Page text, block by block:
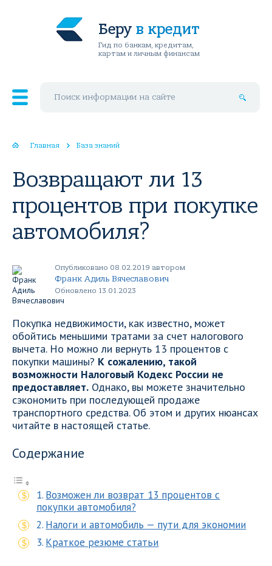
Беру в кредит
Гид по банкам, кредитам,
картам и личным финансам
Главная База знаний
Возвращают ли 13
процентов при покупке
автомобиля?
Опубликовано 08.02.2019 автором
Франк Адиль Вячеславович
Обновлено 13.01.2023
Покупка недвижимости, как известно, может
обойтись меньшими тратами за счет налогового
вычета. Но можно ли вернуть 13 процентов с
покупки машины? К сожалению, такой
возможности Налоговый Кодекс России не
предоставляет. Однако, вы можете значительно
сэкономить при последующей продаже
транспортного средства. Об этом и других нюансах
читайте в настоящей статье.
Содержание
Возможен ли возврат 13 процентов с
покупки автомобиля?
Налоги и автомобиль — пути для экономии
Краткое резюме статьи